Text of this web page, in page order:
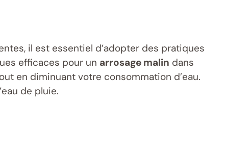
il est essentiel d’adopter des pratiques
efficaces pour un arrosage malin dans
en diminuant votre consommation d’eau.
de pluie.